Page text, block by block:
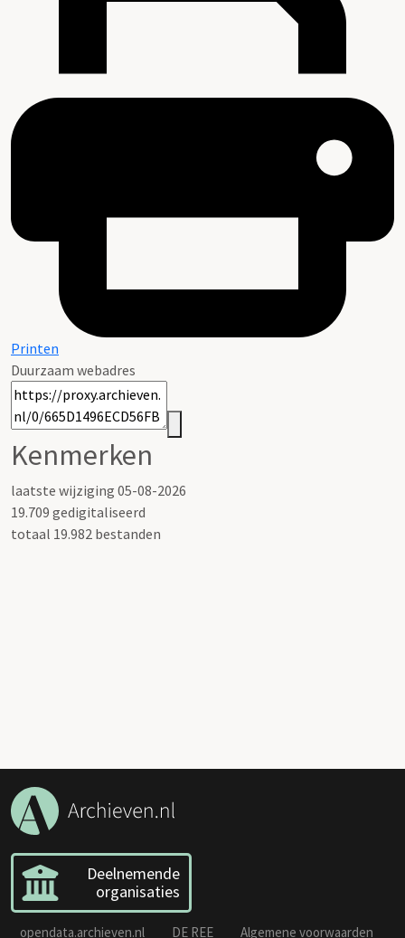
Printen
Duurzaam webadres
Kenmerken
laatste wijziging 05-08-2026
19.709 gedigitaliseerd
totaal 19.982 bestanden
Deelnemende
organisaties
opendata.archieven.nl DE REE Algemene voorwaarden